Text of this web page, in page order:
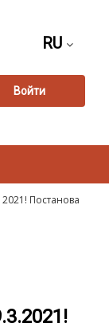
RU
Войти
Постанова